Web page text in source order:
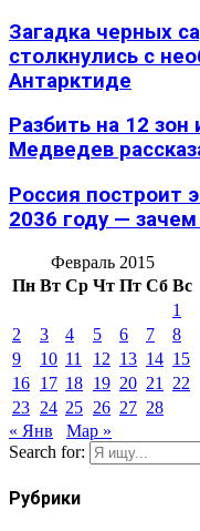
Загадка черных
столкнулись с
Антарктиде
Разбить на 12 зон
Медведев
Россия построит
2036 году —
Февраль 2015
Пн Вт Ср Чт Пт Сб Вс
1
2
3 4 5 6 7
8
9
10 11 12 13 14 15
16 17 18 19 20 21
22
23 24 25 26 27 28
« Янв
Мар »
Search for:
Рубрики